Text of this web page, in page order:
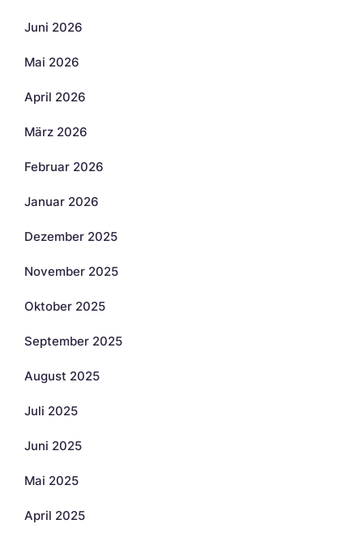
Juni 2026
Mai 2026
April 2026
März 2026
Februar 2026
Januar 2026
Dezember 2025
November 2025
Oktober 2025
September 2025
August 2025
Juli 2025
Juni 2025
Mai 2025
April 2025